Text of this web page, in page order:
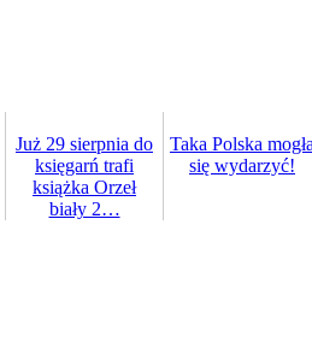
Już 29 sierpnia do
księgarń trafi
książka Orzeł
biały 2…
Taka Polska mogła
się wydarzyć!